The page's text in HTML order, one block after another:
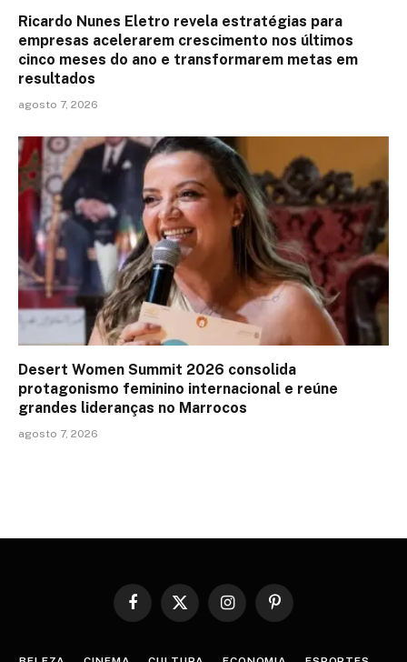
Ricardo Nunes Eletro revela estratégias para
empresas acelerarem crescimento nos últimos
cinco meses do ano e transformarem metas em
resultados
agosto 7, 2026
Desert Women Summit 2026 consolida
protagonismo feminino internacional e reúne
grandes lideranças no Marrocos
agosto 7, 2026
Facebook
X
InstagramPinterest